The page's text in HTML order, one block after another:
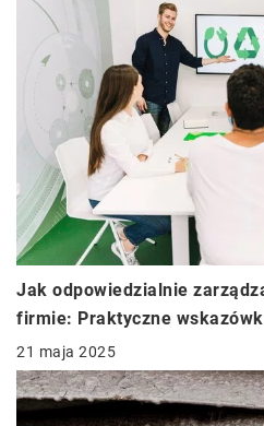
Jak odpowiedzialnie
firmie: Praktyczne
21 maja 2025